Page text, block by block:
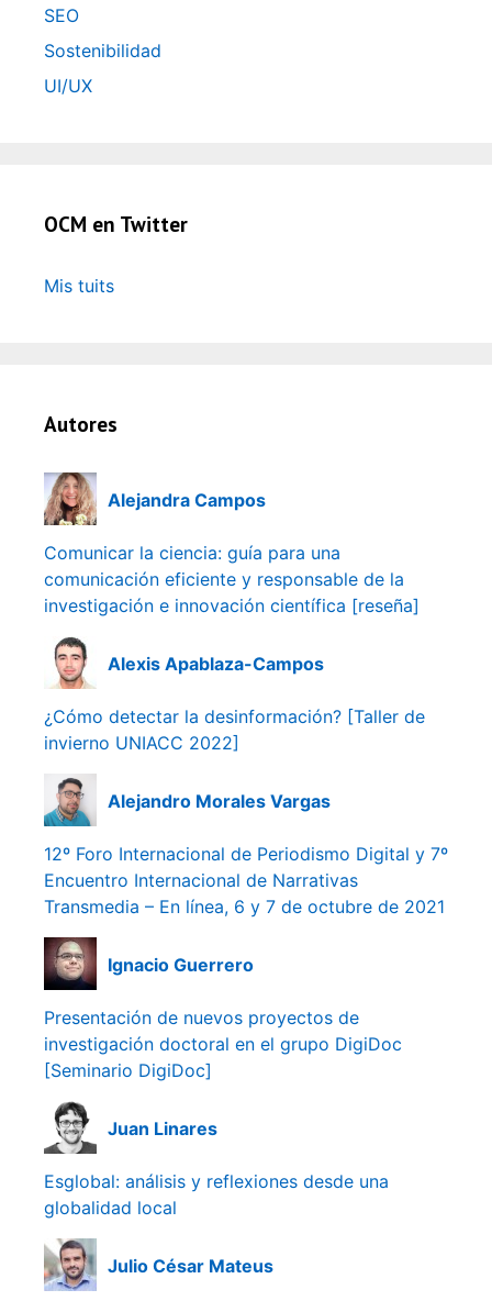
SEO
Sostenibilidad
UI/UX
OCM en Twitter
Mis tuits
Autores
Alejandra Campos
Comunicar la ciencia: guía para una
comunicación eficiente y responsable de la
investigación e innovación científica [reseña]
Alexis Apablaza-Campos
¿Cómo detectar la desinformación? [Taller de
invierno UNIACC 2022]
Alejandro Morales Vargas
12º Foro Internacional de Periodismo Digital y 7º
Encuentro Internacional de Narrativas
Transmedia – En línea, 6 y 7 de octubre de 2021
Ignacio Guerrero
Presentación de nuevos proyectos de
investigación doctoral en el grupo DigiDoc
[Seminario DigiDoc]
Juan Linares
Esglobal: análisis y reflexiones desde una
globalidad local
Julio César Mateus